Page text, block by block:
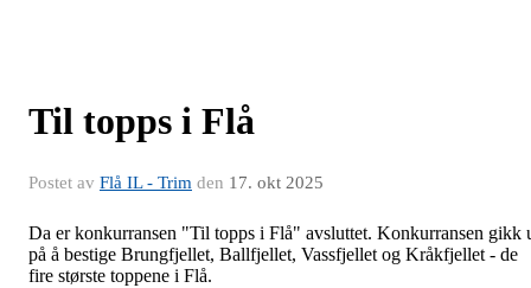
Til topps i Flå
Postet av Flå IL - Trim den 17. okt 2025
Da er konkurransen "Til topps i Flå" avsluttet. Konkurransen gikk
på å bestige Brungfjellet, Ballfjellet, Vassfjellet og Kråkfjellet - de
fire største toppene i Flå.